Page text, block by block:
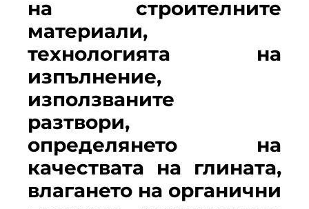
на строителните
материали,
технологията на
изпълнение,
използваните
разтвори,
определянето на
качествата на глината,
влагането на органични